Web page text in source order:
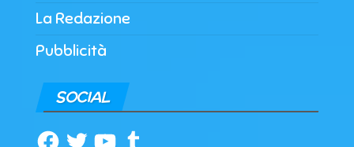
La Redazione
Pubblicità
SOCIAL
Facebook
TwitterYouTubeTumblr